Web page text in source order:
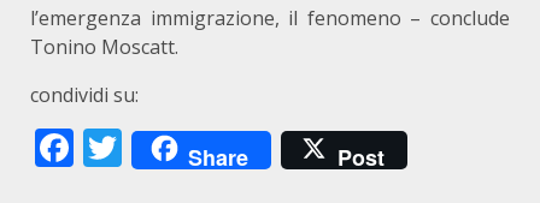
l’emergenza immigrazione, il fenomeno – conclude
Tonino Moscatt.
condividi su:
Facebook
Twitter
Share Post